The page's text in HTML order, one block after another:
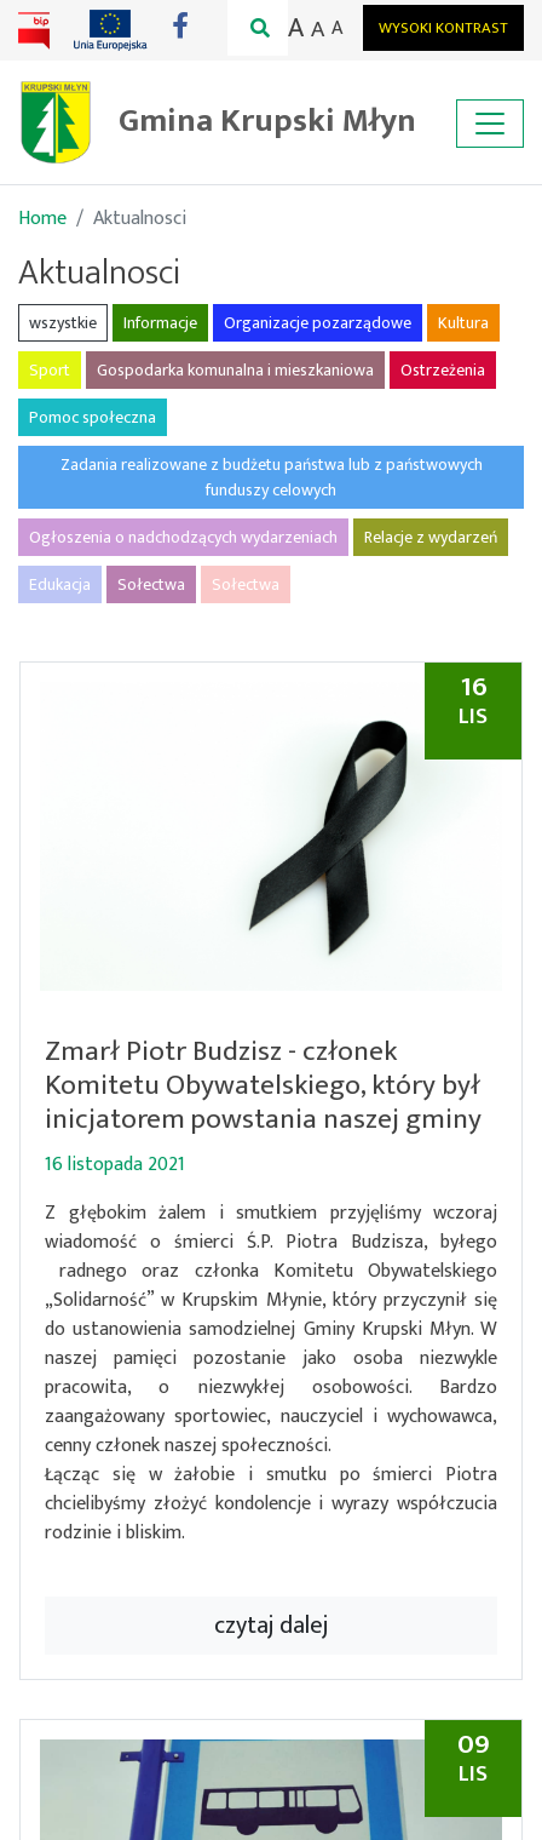
WYSOKI KONTRAST
AA A
Gmina Krupski Młyn
Home Aktualnosci
Aktualnosci
wszystkie Informacje Organizacje pozarządowe
Kultura
Sport
Gospodarka komunalna i mieszkaniowa
Ostrzeżenia
Pomoc społeczna
Zadania realizowane z budżetu państwa lub z państwowych
funduszy celowych
Ogłoszenia o nadchodzących wydarzeniach
Relacje z wydarzeń
Edukacja
Sołectwa Sołectwa
16
LIS
Zmarł Piotr Budzisz - członek
Komitetu Obywatelskiego, który był
inicjatorem powstania naszej gminy
16 listopada 2021
Z głębokim żalem i smutkiem przyjęliśmy wczoraj
wiadomość o śmierci Ś.P. Piotra Budzisza, byłego
radnego oraz członka Komitetu Obywatelskiego
„Solidarność” w Krupskim Młynie, który przyczynił się
do ustanowienia samodzielnej Gminy Krupski Młyn. W
naszej pamięci pozostanie jako osoba niezwykle
pracowita, o niezwykłej osobowości. Bardzo
zaangażowany sportowiec, nauczyciel i wychowawca,
cenny członek naszej społeczności.
Łącząc się w żałobie i smutku po śmierci Piotra
chcielibyśmy złożyć kondolencje i wyrazy współczucia
rodzinie i bliskim.
czytaj dalej
09
LIS